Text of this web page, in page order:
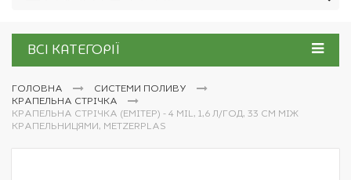
ВСІ КАТЕГОРІЇ
ГОЛОВНА
СИСТЕМИ ПОЛИВУ
КРАПЕЛЬНА СТРІЧКА
КРАПЕЛЬНА СТРІЧКА (ЕМІТЕР) - 4 MIL, 1,6 Л/ГОД, 33 СМ МІЖ
КРАПЕЛЬНИЦЯМИ, METZERPLAS